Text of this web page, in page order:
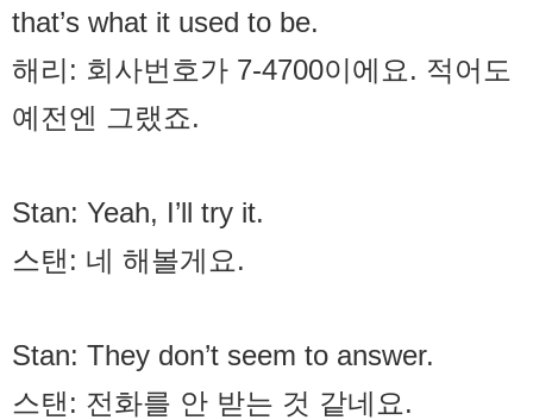
that’s what it used to be.
해리: 회사번호가 7-4700이에요. 적어도
예전엔 그랬죠.
Stan: Yeah, I’ll try it.
스탠: 네 해볼게요.
Stan: They don’t seem to answer.
스탠: 전화를 안 받는 것 같네요.